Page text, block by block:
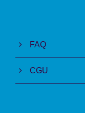
FAQ
CGU